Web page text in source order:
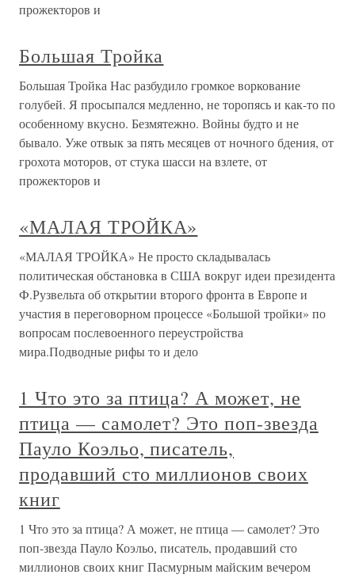
прожекторов и
Большая Тройка
Большая Тройка Нас разбудило громкое воркование
голубей. Я просыпался медленно, не торопясь и как-то по
особенному вкусно. Безмятежно. Войны будто и не
бывало. Уже отвык за пять месяцев от ночного бдения, от
грохота моторов, от стука шасси на взлете, от
прожекторов и
«МАЛАЯ ТРОЙКА»
«МАЛАЯ ТРОЙКА» Не просто складывалась
политическая обстановка в США вокруг идеи президента
Ф.Рузвельта об открытии второго фронта в Европе и
участия в переговорном процессе «Большой тройки» по
вопросам послевоенного переустройства
мира.Подводные рифы то и дело
1 Что это за птица? А может, не
птица — самолет? Это поп-звезда
Пауло Коэльо, писатель,
продавший сто миллионов своих
книг
1 Что это за птица? А может, не птица — самолет? Это
поп-звезда Пауло Коэльо, писатель, продавший сто
миллионов своих книг Пасмурным майским вечером